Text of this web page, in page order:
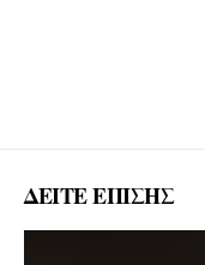
ΔΕΙΤΕ ΕΠΙΣΗΣ